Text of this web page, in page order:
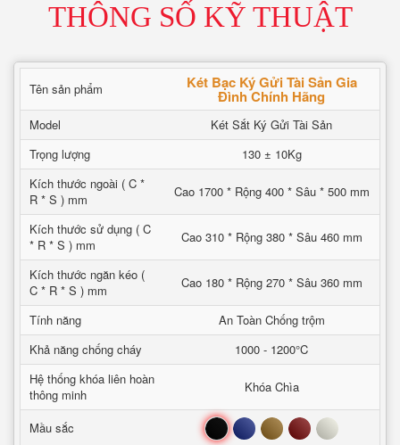
THÔNG SỐ KỸ THUẬT
Tên sản phẩm Két Bạc Ký Gửi Tài Sản Gia
Đình Chính Hãng
Model
Két Sắt Ký Gửi Tài Sản
Trọng lượng
130 ± 10Kg
Kích thước ngoài ( C *
R * S ) mm
Cao 1700 * Rộng 400 * Sâu * 500 mm
Kích thước sử dụng ( C
* R * S ) mm
Cao 310 * Rộng 380 * Sâu 460 mm
Kích thước ngăn kéo (
C * R * S ) mm
Cao 180 * Rộng 270 * Sâu 360 mm
Tính năng
An Toàn Chống trộm
Khả năng chống cháy
1000 - 1200°C
Hệ thống khóa liên hoàn
thông minh
Khóa Chìa
Mầu sắc Đen Xanh Nâu Đỏ Trắng